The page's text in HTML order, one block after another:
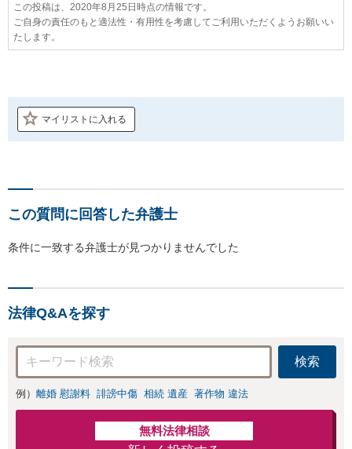
この投稿は、2020年8月25日時点の情報です。
ご自身の責任のもと適法性・有用性を考慮してご利用いただくようお願いい
たします。
マイリストに入れる
この質問に回答した弁護士
条件に一致する弁護士が見つかりませんでした
法律Q&Aを探す
検索
例） 離婚 慰謝料 誹謗中傷 相続 遺産 著作物 違法
無料法律相談